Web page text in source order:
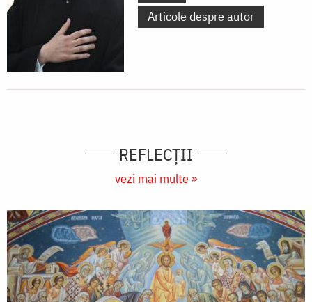
Articole despre autor
REFLECȚII
vezi mai multe »